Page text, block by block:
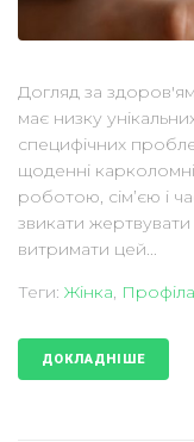
Догляд за здоров'ям
має низку
специфічних
щоденні
роботою, сім’єю і
звикати
витримати цей...
Теги: Жінка,
ДОКЛАДНІШЕ